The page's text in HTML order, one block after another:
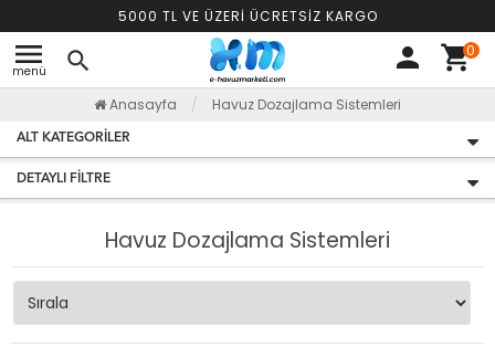
5000 TL VE ÜZERİ ÜCRETSİZ KARGO
menu
menü search person shopping_cart0
Anasayfa Havuz Dozajlama Sistemleri
ALT KATEGORILER
DETAYLI FILTRE
Havuz Dozajlama Sistemleri